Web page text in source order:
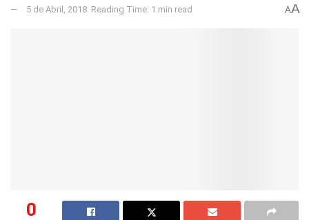
5 de Abril, 2018 Reading Time: 1 min read AA
0